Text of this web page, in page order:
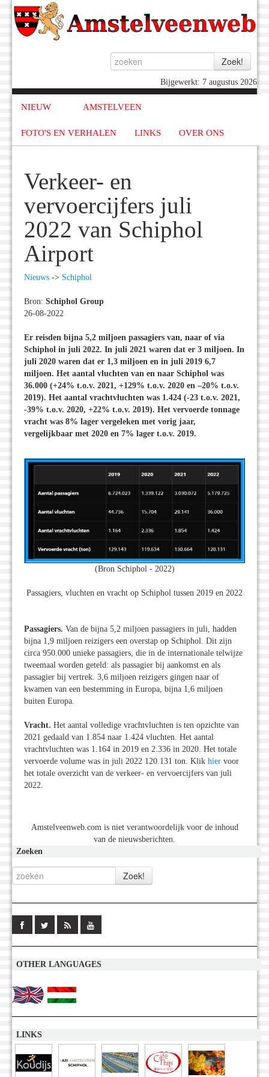
Bijgewerkt: 7 augustus 2026
NIEUW AMSTELVEEN
FOTO'S EN VERHALEN LINKS OVER ONS
Verkeer- en
vervoercijfers juli
2022 van Schiphol
Airport
Nieuws -> Schiphol
Bron: Schiphol Group
26-08-2022
Er reisden bijna 5,2 miljoen passagiers van, naar of via
Schiphol in juli 2022. In juli 2021 waren dat er 3 miljoen. In
juli 2020 waren dat er 1,3 miljoen en in juli 2019 6,7
miljoen. Het aantal vluchten van en naar Schiphol was
36.000 (+24% t.o.v. 2021, +129% t.o.v. 2020 en –20% t.o.v.
2019). Het aantal vrachtvluchten was 1.424 (-23 t.o.v. 2021,
-39% t.o.v. 2020, +22% t.o.v. 2019). Het vervoerde tonnage
vracht was 8% lager vergeleken met vorig jaar,
vergelijkbaar met 2020 en 7% lager t.o.v. 2019.
(Bron Schiphol - 2022)
Passagiers, vluchten en vracht op Schiphol tussen 2019 en 2022
Passagiers. Van de bijna 5,2 miljoen passagiers in juli, hadden
bijna 1,9 miljoen reizigers een overstap op Schiphol. Dit zijn
circa 950.000 unieke passagiers, die in de internationale telwijze
tweemaal worden geteld: als passagier bij aankomst en als
passagier bij vertrek. 3,6 miljoen reizigers gingen naar of
kwamen van een bestemming in Europa, bijna 1,6 miljoen
buiten Europa.
Vracht. Het aantal volledige vrachtvluchten is ten opzichte van
2021 gedaald van 1.854 naar 1.424 vluchten. Het aantal
vrachtvluchten was 1.164 in 2019 en 2.336 in 2020. Het totale
vervoerde volume was in juli 2022 120.131 ton. Klik hier voor
het totale overzicht van de verkeer- en vervoercijfers van juli
2022.
Amstelveenweb.com is niet verantwoordelijk voor de inhoud
van de nieuwsberichten.
Zoeken
OTHER LANGUAGES
LINKS